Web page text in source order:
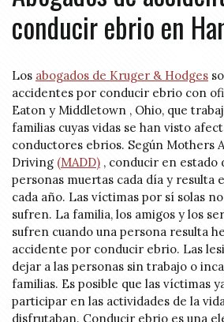
conducir ebrio en
Los abogados de Kruger & Hodges
accidentes por conducir ebrio con
Eaton y Middletown , Ohio, que
familias cuyas vidas se han visto
conductores ebrios. Según Mothers
Driving (MADD) , conducir en estado
personas muertas cada día y resulta
cada año. Las víctimas por sí solas
sufren. La familia, los amigos y los
sufren cuando una persona resulta
accidente por conducir ebrio. Las
dejar a las personas sin trabajo o
familias. Es posible que las víctimas
participar en las actividades de la
disfrutaban. Conducir ebrio es una